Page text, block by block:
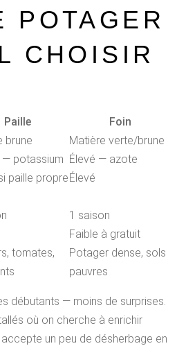
POTAGER
CHOISIR
Paille
Foin
brune
Matière verte/brune
— potassium Élevé — azote
paille propreÉlevé
1 saison
Faible à gratuit
tomates,
Potager dense, sols
pauvres
débutants — moins de surprises.
où on cherche à enrichir
un peu de désherbage en